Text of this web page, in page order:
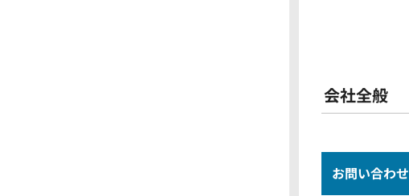
会社全般
お問い合わせ